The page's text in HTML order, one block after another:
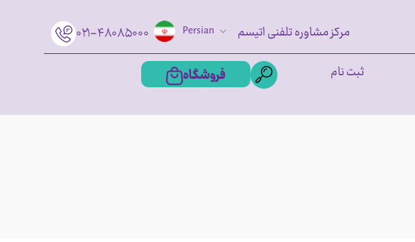
۰۲۱-۴۸۰۸۵۰۰۰ Persian مرکز مشاوره تلفنی اتیسم
ثبت نام فروشگاه